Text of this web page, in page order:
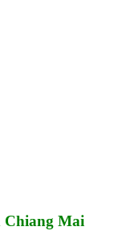
Chiang Mai